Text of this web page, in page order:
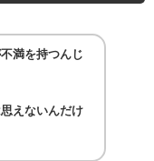
満を持つんじ
えないんだけ